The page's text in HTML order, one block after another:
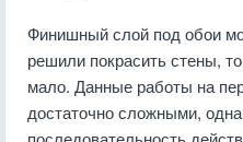
Финишный слой под обои
решили покрасить стены,
мало. Данные работы на
достаточно сложными,